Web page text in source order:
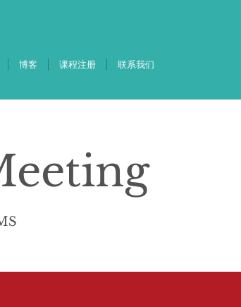
博客 课程注册 联系我们